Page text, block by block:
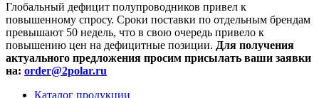
Глобальный дефицит полупроводников привел к
повышенному спросу. Сроки поставки по отдельным брендам
превышают 50 недель, что в свою очередь привело к
повышению цен на дефицитные позиции. Для получения
актуального предложения просим присылать ваши заявки
на: order@2polar.ru
Каталог продукции